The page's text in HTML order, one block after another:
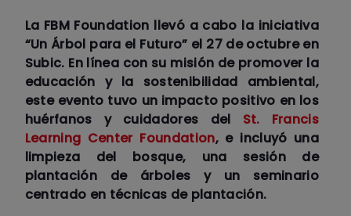
La FBM Foundation llevó a cabo la iniciativa
“Un Árbol para el Futuro” el 27 de octubre en
Subic. En línea con su misión de promover la
educación y la sostenibilidad ambiental,
este evento tuvo un impacto positivo en los
huérfanos y cuidadores del St. Francis
Learning Center Foundation, e incluyó una
limpieza del bosque, una sesión de
plantación de árboles y un seminario
centrado en técnicas de plantación.